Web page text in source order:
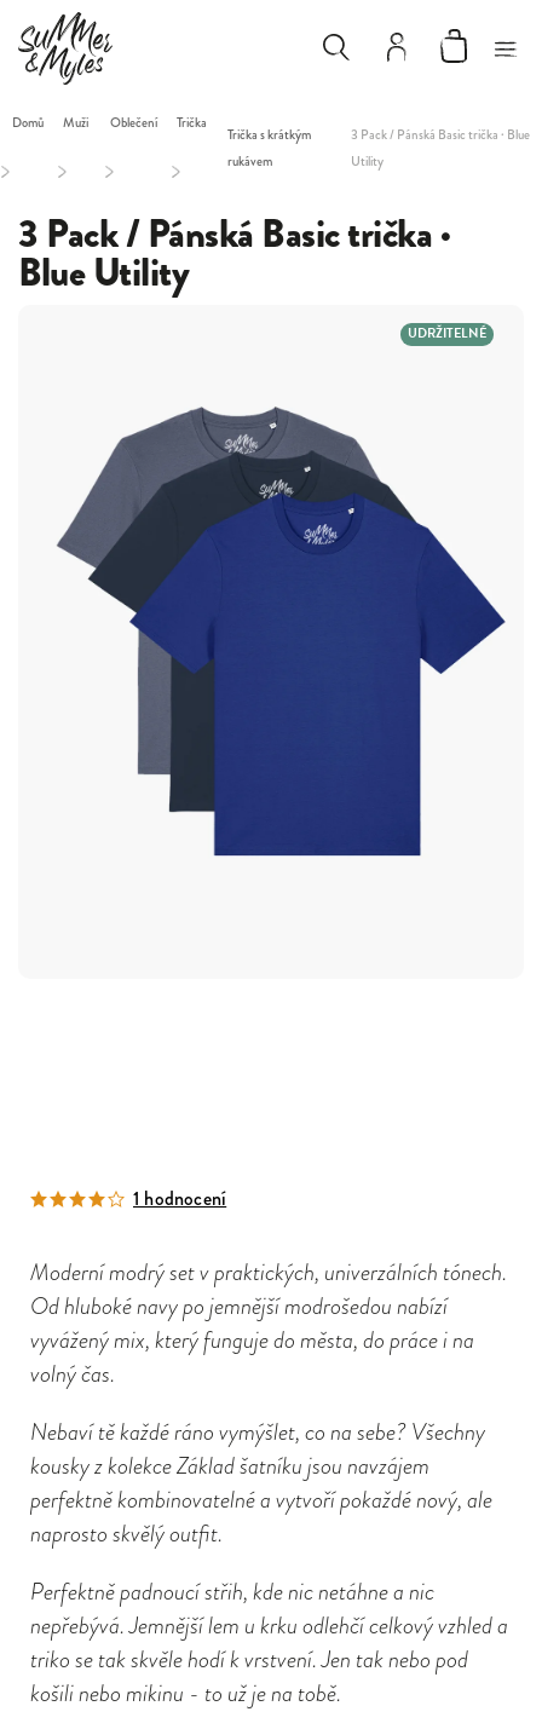
Domů
/
Muži
/
Oblečení
/
Trička
/
Trička s krátkým
rukávem
3 Pack / Pánská Basic trička · Blue
Utility
3 Pack / Pánská Basic trička ·
Blue Utility
UDRŽITELNÉ
1 hodnocení
Moderní modrý set v praktických, univerzálních tónech.
Od hluboké navy po jemnější modrošedou nabízí
vyvážený mix, který funguje do města, do práce i na
volný čas.
Nebaví tě každé ráno vymýšlet, co na sebe? Všechny
kousky z kolekce Základ šatníku jsou navzájem
perfektně kombinovatelné a vytvoří pokaždé nový, ale
naprosto skvělý outfit.
Perfektně padnoucí střih, kde nic netáhne a nic
nepřebývá. Jemnější lem u krku odlehčí celkový vzhled a
triko se tak skvěle hodí k vrstvení. Jen tak nebo pod
košili nebo mikinu - to už je na tobě.